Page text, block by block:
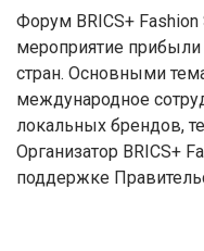
Форум BRICS+
мероприятие
стран. Основными
международное
локальных брендов,
Организатор BRICS+
поддержке